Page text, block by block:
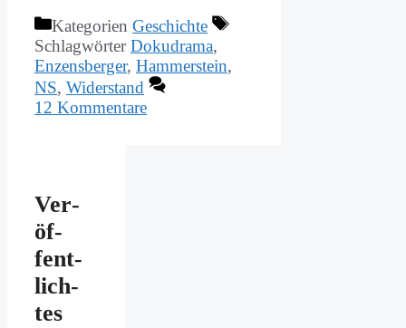
Kategorien Geschichte
SchlagwörterDokudrama,
Enzensberger, Hammerstein,
NS, Widerstand
12 Kommentare
Ver­
öf­
fent­
lich­
tes